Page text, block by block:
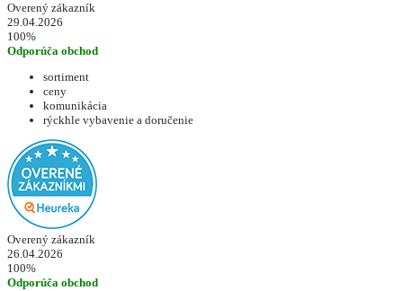
Overený zákazník
29.04.2026
100%
Odporúča obchod
sortiment
ceny
komunikácia
rýckhle vybavenie a doručenie
Overený zákazník
26.04.2026
100%
Odporúča obchod